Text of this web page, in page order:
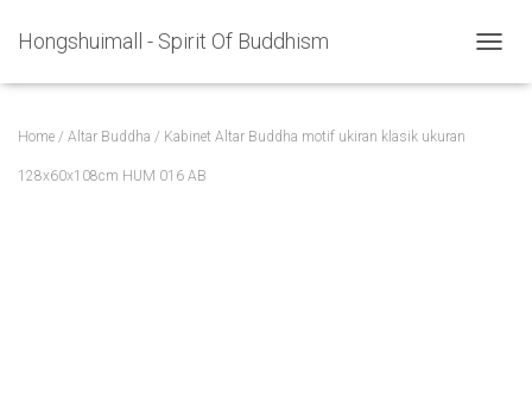
Hongshuimall - Spirit Of Buddhism
Home / Altar Buddha / Kabinet Altar Buddha motif ukiran klasik ukuran
128x60x108cm HUM 016 AB